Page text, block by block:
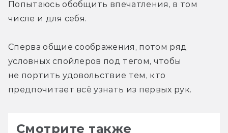
Попытаюсь обобщить впечатления, в том
числе и для себя.
Сперва общие соображения, потом ряд
условных спойлеров под тегом, чтобы
не портить удовольствие тем, кто
предпочитает всё узнать из первых рук.
Смотрите также